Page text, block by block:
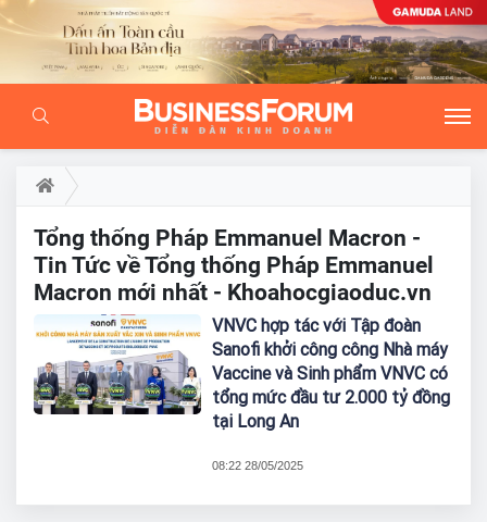
Tổng thống Pháp Emmanuel Macron -
Tin Tức về Tổng thống Pháp Emmanuel
Macron mới nhất - Khoahocgiaoduc.vn
VNVC hợp tác với Tập đoàn
Sanofi khởi công công Nhà máy
Vaccine và Sinh phẩm VNVC có
tổng mức đầu tư 2.000 tỷ đồng
tại Long An
08:22 28/05/2025